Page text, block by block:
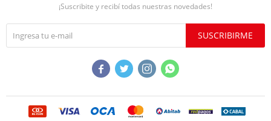
¡Suscribite y recibí todas nuestras novedades!
SUSCRIBIRME
   